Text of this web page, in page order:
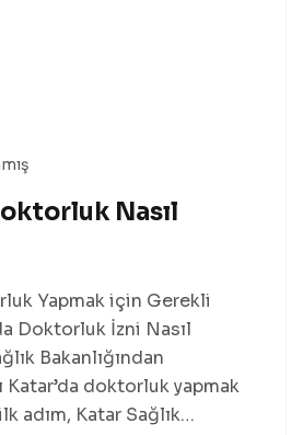
Nasıl
Yapmak için Gerekli
Doktorluk İzni Nasıl
Bakanlığından
Katar’da doktorluk yapmak
adım, Katar Sağlık…